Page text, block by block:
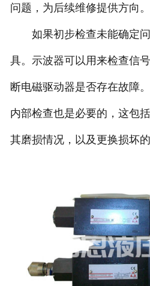
问题，为后续维修提供方向。
如果初步检查未能确定问
具。示波器可以用来检查信
断电磁驱动器是否存在故障
内部检查也是必要的，这包
其磨损情况，以及更换损坏的